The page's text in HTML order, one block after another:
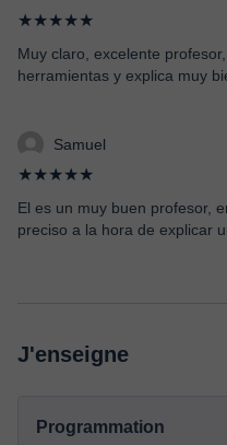
★★★★★
Muy claro, excelente
herramientas y explica muy
Samuel
★★★★★
El es un muy buen profesor,
preciso a la hora de explicar
J'enseigne
Programmation